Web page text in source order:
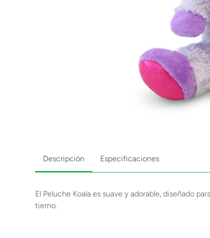
Descripción Especificaciones
El Peluche Koala es suave y adorable, diseñado
tierno.